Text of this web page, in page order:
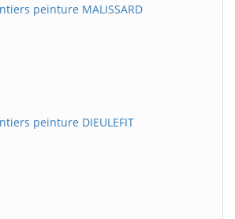
peinture MALISSARD
peinture DIEULEFIT